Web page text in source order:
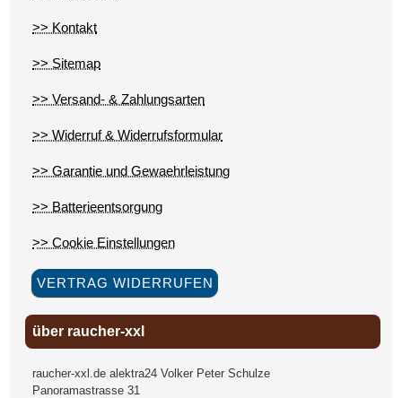
>> Kontakt
>> Sitemap
>> Versand- & Zahlungsarten
>> Widerruf & Widerrufsformular
>> Garantie und Gewaehrleistung
>> Batterieentsorgung
>> Cookie Einstellungen
VERTRAG WIDERRUFEN
über raucher-xxl
raucher-xxl.de alektra24 Volker Peter Schulze
Panoramastrasse 31